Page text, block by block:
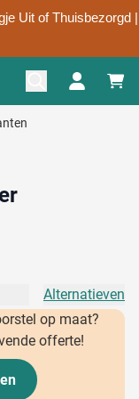
Uit of Thuisbezorgd |
Alternatieven
op maat?
offerte!